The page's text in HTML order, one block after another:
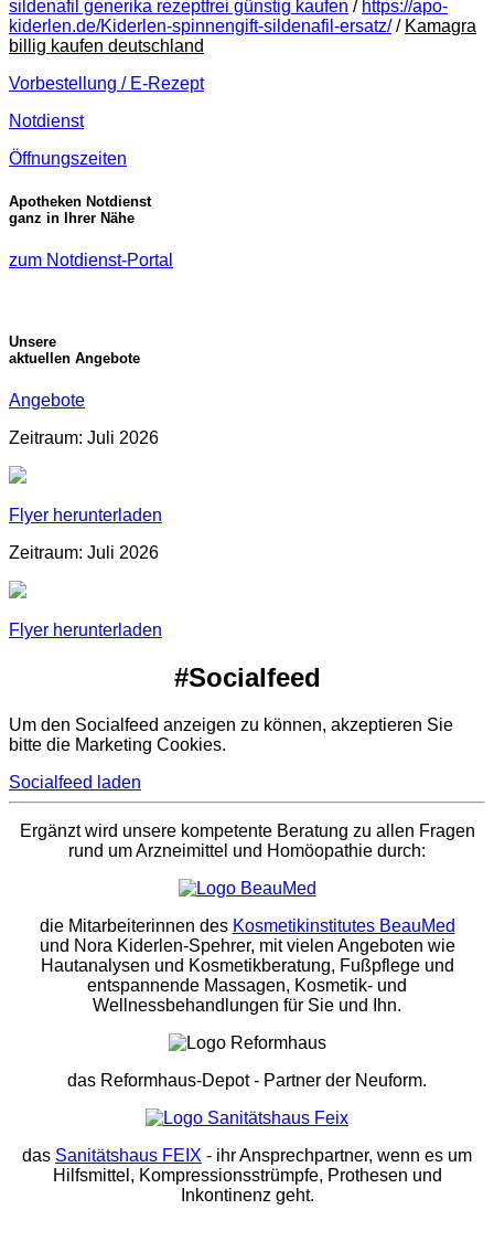
sildenafil generika rezeptfrei günstig kaufen / https://apo-
kiderlen.de/Kiderlen-spinnengift-sildenafil-ersatz// Kamagra
billig kaufen deutschland
Vorbestellung / E-Rezept
Notdienst
Öffnungszeiten
Apotheken Notdienst
ganz in Ihrer Nähe
zum Notdienst-Portal
Unsere
aktuellen Angebote
Angebote
Zeitraum: Juli 2026
Flyer herunterladen
Zeitraum: Juli 2026
Flyer herunterladen
#Socialfeed
Um den Socialfeed anzeigen zu können, akzeptieren Sie
bitte die Marketing Cookies.
Socialfeed laden
Ergänzt wird unsere kompetente Beratung zu allen Fragen
rund um Arzneimittel und Homöopathie durch:
die Mitarbeiterinnen des Kosmetikinstitutes BeauMed
und Nora Kiderlen-Spehrer, mit vielen Angeboten wie
Hautanalysen und Kosmetikberatung, Fußpflege und
entspannende Massagen, Kosmetik- und
Wellnessbehandlungen für Sie und Ihn.
das Reformhaus-Depot- Partner der Neuform.
das Sanitätshaus FEIX - ihr Ansprechpartner, wenn es um
Hilfsmittel, Kompressionsstrümpfe, Prothesen und
Inkontinenz geht.